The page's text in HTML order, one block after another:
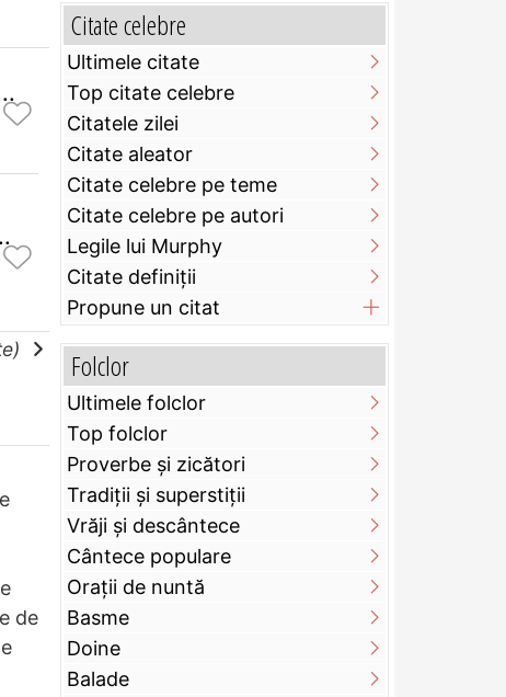
de
Citate celebre
Ultimele citate
Top citate celebre
Citatele zilei
Citate aleator
Citate celebre pe teme
Citate celebre pe autori
Legile lui Murphy
Citate definiţii
Propune un citat
Folclor
Ultimele folclor
Top folclor
Proverbe și zicători
Tradiții și superstiții
Vrăji și descântece
Cântece populare
Orații de nuntă
Basme
Doine
Balade